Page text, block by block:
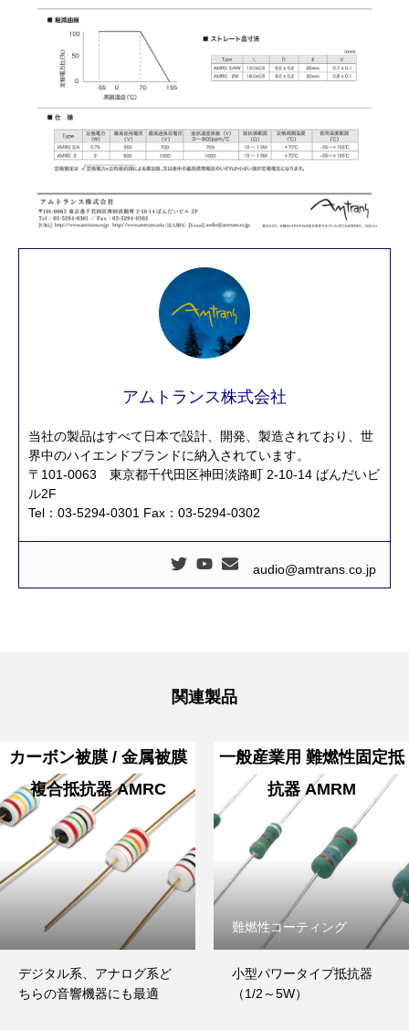
アムトランス株式会社 開発製品 お問い合わせ
アムトランス株式会社
当社の製品はすべて日本で設計、開発、製造されており、世
界中のハイエンドブランドに納入されています。
〒101-0063 東京都千代田区神田淡路町 2-10-14 ばんだいビ
ル2F
Tel：03-5294-0301 Fax：03-5294-0302
audio@amtrans.co.jp
関連製品
カーボン被膜 / 金属被膜
複合抵抗器 AMRC
デジタル系、アナログ系ど
ちらの音響機器にも最適
一般産業用 難燃性固定抵
抗器 AMRM
難燃性コーティング
小型パワータイプ抵抗器
（1/2～5W）